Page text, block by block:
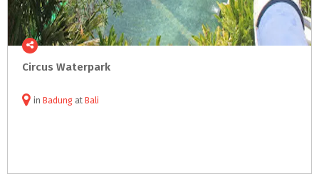
Circus Waterpark
in Badung at Bali